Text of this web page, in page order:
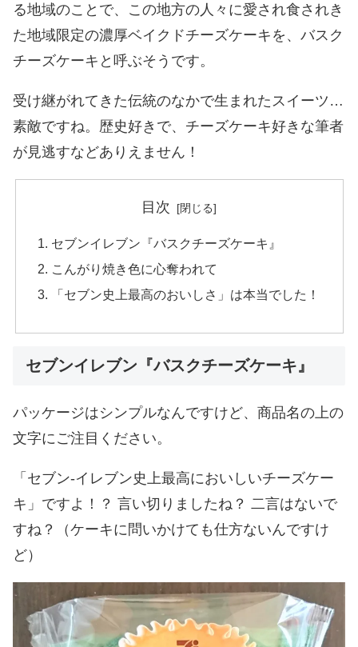
る地域のことで、この地方の人々に愛され食されき
た地域限定の濃厚ベイクドチーズケーキを、バスク
チーズケーキと呼ぶそうです。
受け継がれてきた伝統のなかで生まれたスイーツ…
素敵ですね。歴史好きで、チーズケーキ好きな筆者
が見逃すなどありえません！
目次
セブンイレブン『バスクチーズケーキ』
こんがり焼き色に心奪われて
「セブン史上最高のおいしさ」は本当でした！
セブンイレブン『バスクチーズケーキ』
パッケージはシンプルなんですけど、商品名の上の
文字にご注目ください。
「セブン-イレブン史上最高においしいチーズケー
キ」ですよ！？ 言い切りましたね？ 二言はないで
すね？（ケーキに問いかけても仕方ないんですけ
ど）